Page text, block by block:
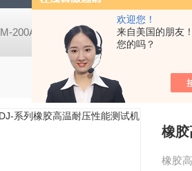
欢迎您！
来自美国的朋友
您的吗？
M-200A微动摩擦磨损实验机 GCDDJ-
橡
橡胶